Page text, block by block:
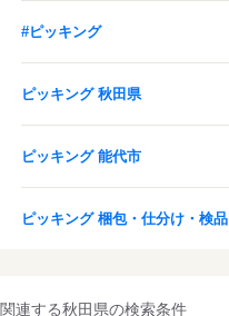
#ピッキング
ピッキング 秋田県
ピッキング 能代市
ピッキング 梱包・仕分け・検品
関連する秋田県の検索条件